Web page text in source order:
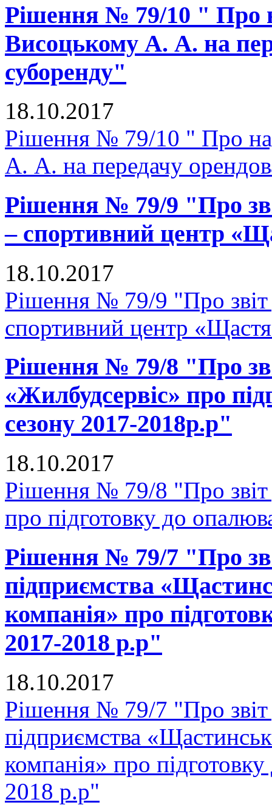
Рішення № 79/10 " Про
Висоцькому А. А. на
суборенду"
18.10.2017
Рішення № 79/10 " Про
А. А. на передачу
Рішення № 79/9 "Про
– спортивний центр
18.10.2017
Рішення № 79/9 "Про
спортивний центр
Рішення № 79/8 "Про
«Жилбудсервіс» про
сезону 2017-2018р.р"
18.10.2017
Рішення № 79/8 "Про
про підготовку до
Рішення № 79/7 "Про
підприємства
компанія» про
2017-2018 р.р"
18.10.2017
Рішення № 79/7 "Про звіт
підприємства
компанія» про
2018 р.р"